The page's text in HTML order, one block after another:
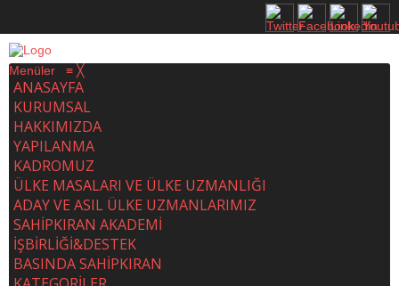
Menüler ≡ ╳
ANASAYFA
KURUMSAL
HAKKIMIZDA
YAPILANMA
KADROMUZ
ÜLKE MASALARI VE ÜLKE UZMANLIĞI
ADAY VE ASIL ÜLKE UZMANLARIMIZ
SAHİPKIRAN AKADEMİ
İŞBİRLİĞİ&DESTEK
BASINDA SAHİPKIRAN